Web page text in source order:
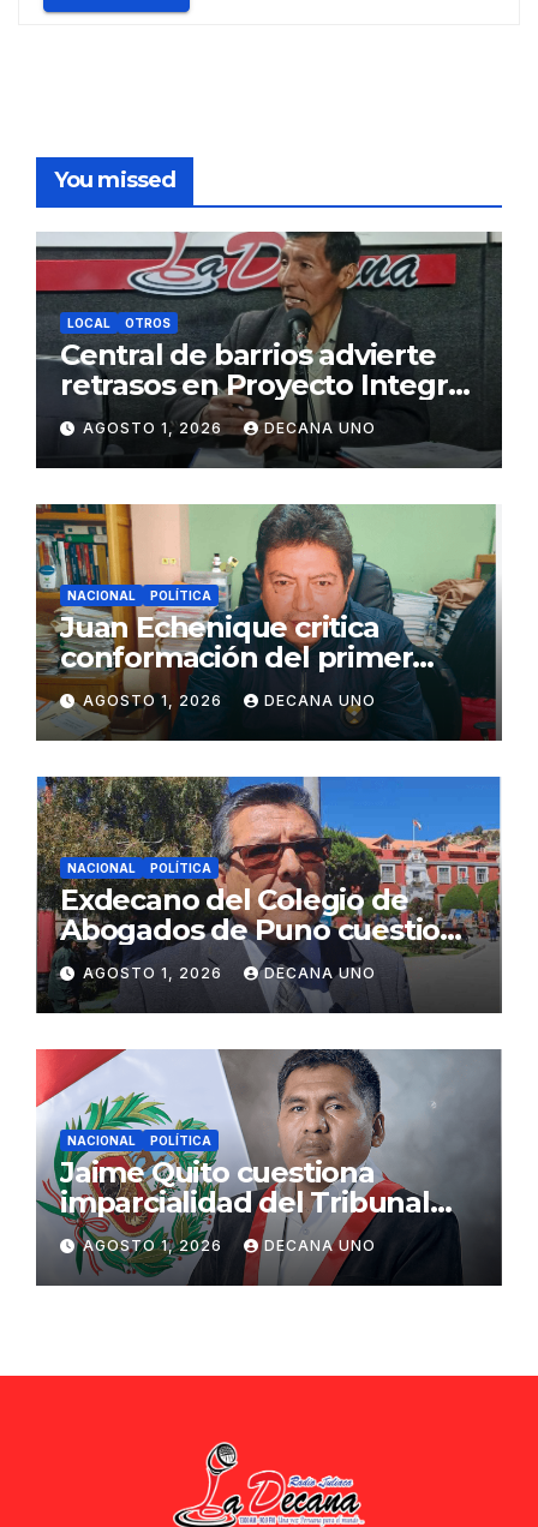
You missed
LOCAL OTROS
Central de barrios advierte
retrasos en Proyecto Integral
de Agua y Alcantarillado para
Juliaca
AGOSTO 1, 2026 DECANA UNO
NACIONAL POLÍTICA
Juan Echenique critica
conformación del primer
gabinete ministerial de Keiko
Fujimori
AGOSTO 1, 2026 DECANA UNO
NACIONAL POLÍTICA
Exdecano del Colegio de
Abogados de Puno cuestiona
propuestas sobre seguridad
ciudadana
AGOSTO 1, 2026 DECANA UNO
NACIONAL POLÍTICA
Jaime Quito cuestiona
imparcialidad del Tribunal
Constitucional tras liberación
de Ollanta Humala
AGOSTO 1, 2026 DECANA UNO